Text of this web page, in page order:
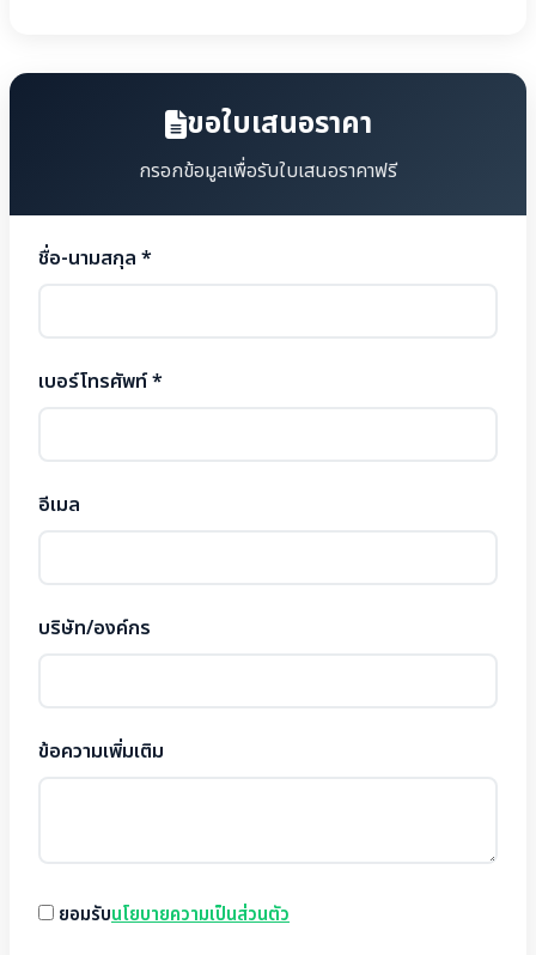
ขอใบเสนอราคา
กรอกข้อมูลเพื่อรับใบเสนอราคาฟรี
ชื่อ-นามสกุล *
เบอร์โทรศัพท์ *
อีเมล
บริษัท/องค์กร
ข้อความเพิ่มเติม
ยอมรับนโยบายความเป็นส่วนตัว